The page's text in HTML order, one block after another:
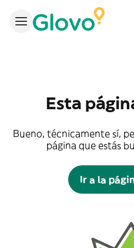
Esta
Bueno, técnicamente sí,
página que estás
Ir a la